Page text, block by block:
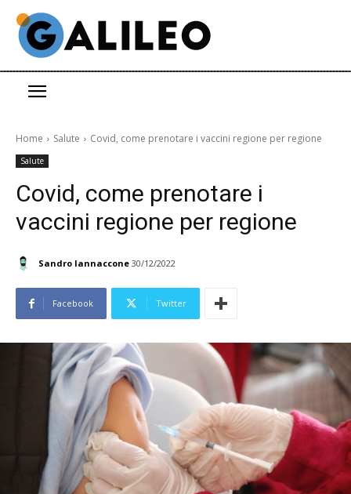
Home Salute Covid, come prenotare i vaccini regione per regione
Salute
Covid, come prenotare i
vaccini regione per regione
Sandro Iannaccone 30/12/2022
Facebook Twitter